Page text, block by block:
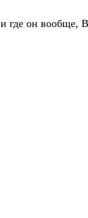
где он вообще,